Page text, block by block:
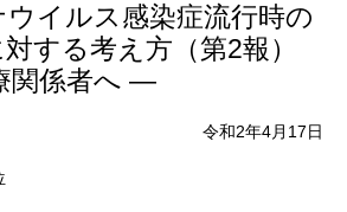
イルス感染症流行時の
する考え方（第2報）
関係者へ ―
令和2年4月17日